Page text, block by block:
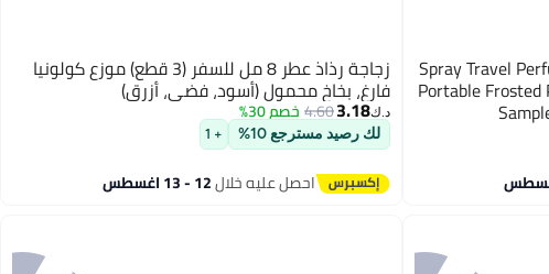
Spray Travel
Portable
زجاجة رذاذ عطر 8 مل للسفر (3 قطع) موزع كولونيا
فارغ، بخاخ محمول (أسود، فضي، أزرق)
د.ك‏3.18
4.60خصم 30%
لك رصيد مسترجع 10% + 1
احصل عليه خلال12 - 13 اغسطس